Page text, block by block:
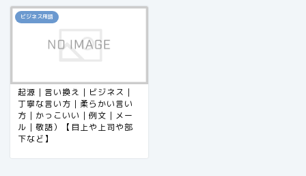
ビジネス用語
起源｜言い換え｜ビジネス｜
丁寧な言い方｜柔らかい言い
方｜かっこいい｜例文｜メー
ル｜敬語）【目上や上司や部
下など】